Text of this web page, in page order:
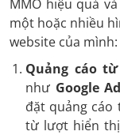
MMO hiệu quả
một hoặc nhiều
website của mình:
Quảng cáo
như Google
đặt quảng cáo
từ lượt hiển